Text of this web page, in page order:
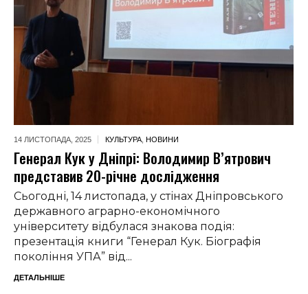
14 ЛИСТОПАДА, 2025 КУЛЬТУРА, НОВИНИ
Генерал Кук у Дніпрі: Володимир В’ятрович
представив 20-річне дослідження
Сьогодні, 14 листопада, у стінах Дніпровського
державного аграрно-економічного
університету відбулася знакова подія:
презентація книги “Генерал Кук. Біографія
покоління УПА” від...
ДЕТАЛЬНІШЕ